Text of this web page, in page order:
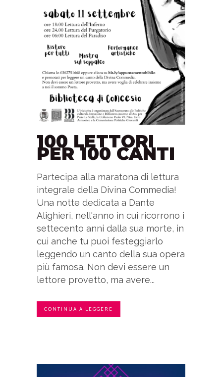
100 LETTORI
PER 100 CANTI
Partecipa alla maratona di lettura
integrale della Divina Commedia!
Una notte dedicata a Dante
Alighieri, nell'anno in cui ricorrono i
settecento anni dalla sua morte, in
cui anche tu puoi festeggiarlo
leggendo un canto della sua opera
più famosa. Non devi essere un
lettore provetto, ma avere...
CONTINUA A LEGGERE